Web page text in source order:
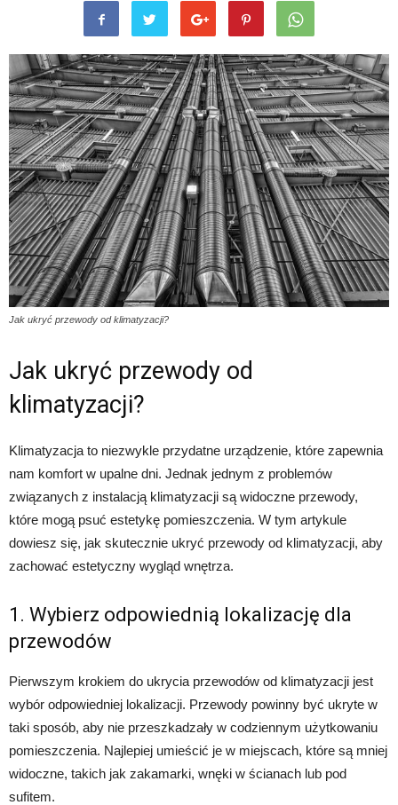
Jak ukryć przewody od klimatyzacji?
Jak ukryć przewody od
klimatyzacji?
Klimatyzacja to niezwykle przydatne urządzenie, które zapewnia
nam komfort w upalne dni. Jednak jednym z problemów
związanych z instalacją klimatyzacji są widoczne przewody,
które mogą psuć estetykę pomieszczenia. W tym artykule
dowiesz się, jak skutecznie ukryć przewody od klimatyzacji, aby
zachować estetyczny wygląd wnętrza.
1. Wybierz odpowiednią lokalizację dla
przewodów
Pierwszym krokiem do ukrycia przewodów od klimatyzacji jest
wybór odpowiedniej lokalizacji. Przewody powinny być ukryte w
taki sposób, aby nie przeszkadzały w codziennym użytkowaniu
pomieszczenia. Najlepiej umieścić je w miejscach, które są mniej
widoczne, takich jak zakamarki, wnęki w ścianach lub pod
sufitem.